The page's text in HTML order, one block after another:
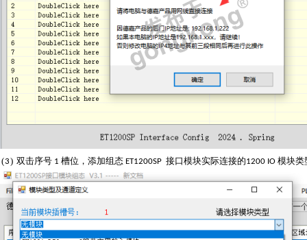
(3) 双击序号 1 槽位，添加组态 ET1200SP 接口模块实际连接的1200 IO 模块类